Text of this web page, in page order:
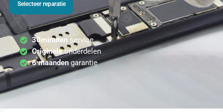
Selecteer reparatie
30minutenservice
Origineleonderdelen
6 maandengarantie